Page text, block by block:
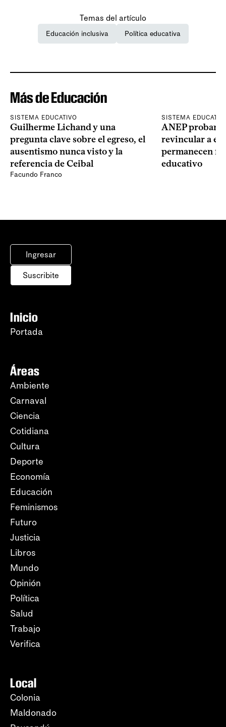
Temas del artículo
Educación inclusiva Política educativa
Más de Educación
SISTEMA EDUCATIVO
Guilherme Lichand y una
pregunta clave sobre el egreso, el
ausentismo nunca visto y la
referencia de Ceibal
Facundo Franco
SISTEMA
ANEP probará
revincular a
permanecen
educativo
Ingresar
Suscribite
Inicio
Portada
Áreas
Ambiente
Carnaval
Ciencia
Cotidiana
Cultura
Deporte
Economía
Educación
Feminismos
Futuro
Justicia
Libros
Mundo
Opinión
Política
Salud
Trabajo
Verifica
Local
Colonia
Maldonado